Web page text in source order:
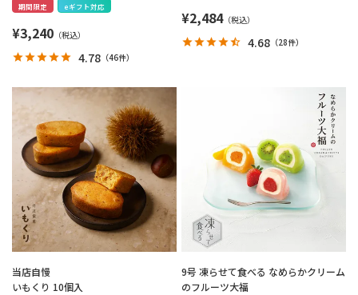
期間限定 eギフト対応
¥3,240
4.78 （46件）
¥2,484
4.68 （28件）
当店自慢
いもくり 10個入
9号 凍らせて食べる なめらかクリーム
のフルーツ大福